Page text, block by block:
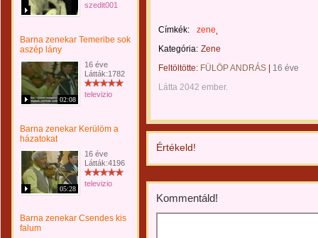
szedit001
Barna zenekar Temeribe sok
aszép lány
02:08
16 éve
Látták:1782
televizio
Barna zenekar Kerülöm a
házatokat
05:28
16 éve
Látták:4196
televizio
Barna zenekar Csendes kis
falum
Címkék:
zene
Kategória: Zene
Feltöltötte: FÜLÖP ANDRÁS
16 éve
Látta 2042 ember.
Értékeld!
Kommentáld!